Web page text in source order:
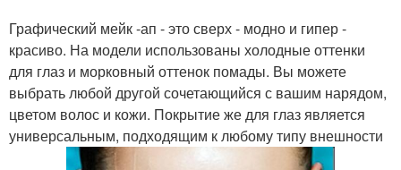
Графический мейк -ап - это сверх - модно и гипер -
красиво. На модели использованы холодные оттенки
для глаз и морковный оттенок помады. Вы можете
выбрать любой другой сочетающийся с вашим нарядом,
цветом волос и кожи. Покрытие же для глаз является
универсальным, подходящим к любому типу внешности